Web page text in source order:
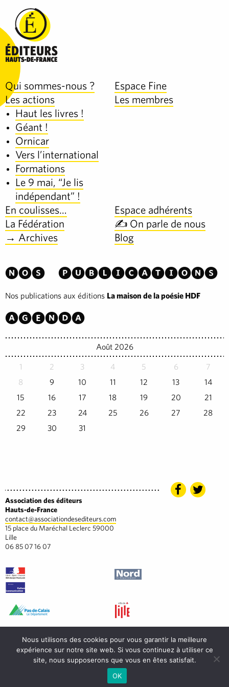
Qui sommes-nous ?
Espace Fine
Les actions
Haut les livres !
Géant !
Ornicar
Vers l’international
Formations
Le 9 mai, “Je lis
indépendant” !
Les membres
En coulisses…
Espace adhérents
La Fédération
✍️ On parle de nous
→ Archives
Blog
Nos publications
Nos publications aux éditions La maison de la poésie HDF
Agenda
Août 2026
1 2 3 4 5 6
7
8
9 10 11 12 13
14
15
16 17 18 19 20
21
22
23 24 25 26 27
28
29
30 31
Association des éditeurs
Hauts-de-France
contact@associationdesediteurs.com
15 place du Maréchal Leclerc 59000
Lille
06 85 07 16 07
Nous utilisons des cookies pour vous garantir la meilleure
expérience sur notre site web. Si vous continuez à utiliser ce
site, nous supposerons que vous en êtes satisfait.
OK